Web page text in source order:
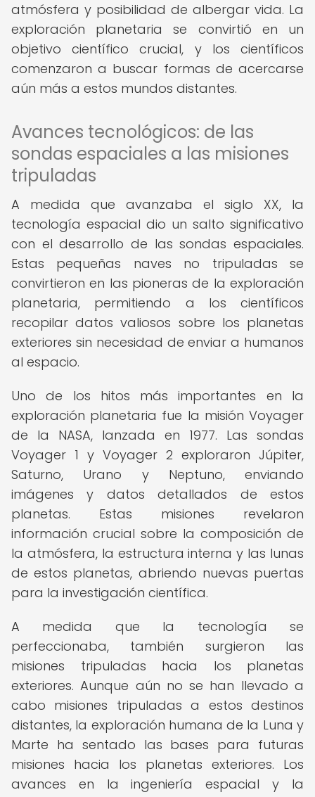
atmósfera y posibilidad de albergar vida. La
exploración planetaria se convirtió en un
objetivo científico crucial, y los científicos
comenzaron a buscar formas de acercarse
aún más a estos mundos distantes.
Avances tecnológicos: de las
sondas espaciales a las misiones
tripuladas
A medida que avanzaba el siglo XX, la
tecnología espacial dio un salto significativo
con el desarrollo de las sondas espaciales.
Estas pequeñas naves no tripuladas se
convirtieron en las pioneras de la exploración
planetaria, permitiendo a los científicos
recopilar datos valiosos sobre los planetas
exteriores sin necesidad de enviar a humanos
al espacio.
Uno de los hitos más importantes en la
exploración planetaria fue la misión Voyager
de la NASA, lanzada en 1977. Las sondas
Voyager 1 y Voyager 2 exploraron Júpiter,
Saturno, Urano y Neptuno, enviando
imágenes y datos detallados de estos
planetas. Estas misiones revelaron
información crucial sobre la composición de
la atmósfera, la estructura interna y las lunas
de estos planetas, abriendo nuevas puertas
para la investigación científica.
A medida que la tecnología se
perfeccionaba, también surgieron las
misiones tripuladas hacia los planetas
exteriores. Aunque aún no se han llevado a
cabo misiones tripuladas a estos destinos
distantes, la exploración humana de la Luna y
Marte ha sentado las bases para futuras
misiones hacia los planetas exteriores. Los
avances en la ingeniería espacial y la